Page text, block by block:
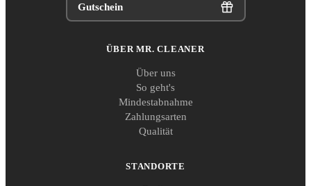
Gutschein
ÜBER MR. CLEANER
Über uns
So geht's
Mindestabnahme
Zahlungsarten
Qualität
STANDORTE